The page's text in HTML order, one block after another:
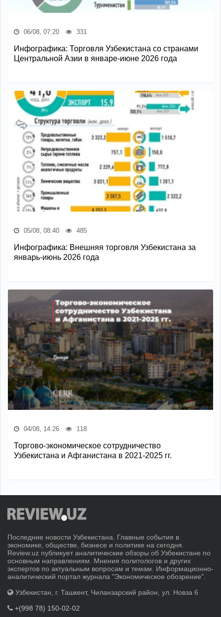
06/08, 07:20 331
Инфографика: Торговля Узбекистана со странами
Центральной Азии в январе-июне 2026 года
05/08, 08:40 485
Инфографика: Внешняя торговля Узбекистана за
январь-июнь 2026 года
04/08, 14:26 118
Торгово-экономическое сотрудничество
Узбекистана и Афганистана в 2021-2025 гг.
Последние новости Узбекистана. Главные события в
экономике, обществе, бизнесе и политике на сегодня.
Review.uz публикует аналитические обзоры об Узбекистане по
основным направлениям. Мнения политологов и других
экспертов по актуальным вопросам и темам. Информационно-
аналитический портал журнала "Экономическое обозрение".
Узбекистан, г. Ташкент, Чиланзарский район, ул. Новза 6
+(998 78) 150-02-02